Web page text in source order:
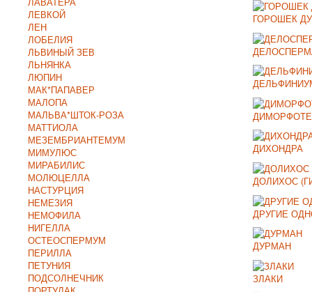
ЛЕВКОЙ
ЛЕН
ЛОБЕЛИЯ
ЛЬВИНЫЙ ЗЕВ
ЛЬНЯНКА
ЛЮПИН
МАК*ПАПАВЕР
МАЛОПА
МАЛЬВА*ШТОК-РОЗА
МАТТИОЛА
МЕЗЕМБРИАНТЕМУМ
МИМУЛЮС
МИРАБИЛИС
МОЛЮЦЕЛЛА
НАСТУРЦИЯ
НЕМЕЗИЯ
НЕМОФИЛА
НИГЕЛЛА
ОСТЕОСПЕРМУМ
ПЕРИЛЛА
ПЕТУНИЯ
ПОДСОЛНЕЧНИК
ГОРОШЕК
ДИХОНДРА
ДОЛИХОС
ДРУГИЕ
ДУРМАН
ЗЛАКИ